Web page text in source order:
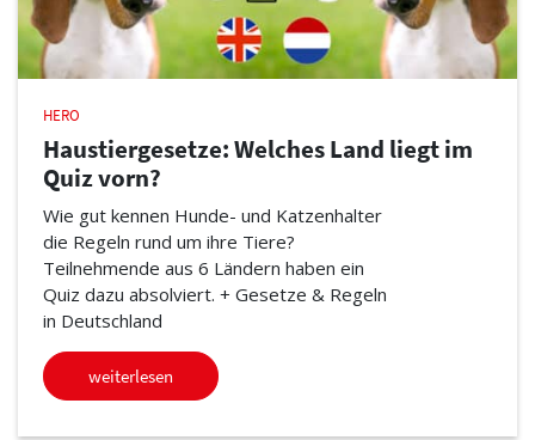
HERO
Haustiergesetze: Welches Land liegt im
Quiz vorn?
Wie gut kennen Hunde- und Katzenhalter
die Regeln rund um ihre Tiere?
Teilnehmende aus 6 Ländern haben ein
Quiz dazu absolviert. + Gesetze & Regeln
in Deutschland
weiterlesen